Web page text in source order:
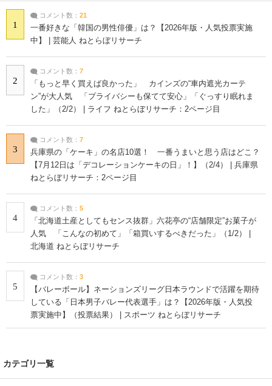
1
コメント数： 21
一番好きな「韓国の男性俳優」は？【2026年版・人気投票実施
中】 | 芸能人 ねとらぼリサーチ
2
コメント数： 7
「もっと早く買えば良かった」 カインズの“車内遮光カーテ
ン”が大人気 「プライバシーも保てて安心」「ぐっすり眠れま
した」（2/2） | ライフ ねとらぼリサーチ：2ページ目
3
コメント数： 7
兵庫県の「ケーキ」の名店10選！ 一番うまいと思う店はどこ？
【7月12日は「デコレーションケーキの日」！】（2/4） | 兵庫県
ねとらぼリサーチ：2ページ目
4
コメント数： 5
「北海道土産としてもセンス抜群」六花亭の“店舗限定”お菓子が
人気 「こんなの初めて」「箱買いするべきだった」（1/2） |
北海道 ねとらぼリサーチ
5
コメント数： 3
【バレーボール】ネーションズリーグ日本ラウンドで活躍を期待
している「日本男子バレー代表選手」は？【2026年版・人気投
票実施中】（投票結果） | スポーツ ねとらぼリサーチ
カテゴリ一覧